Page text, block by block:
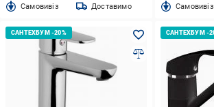
Cамовивіз Доставимо Cамовивіз